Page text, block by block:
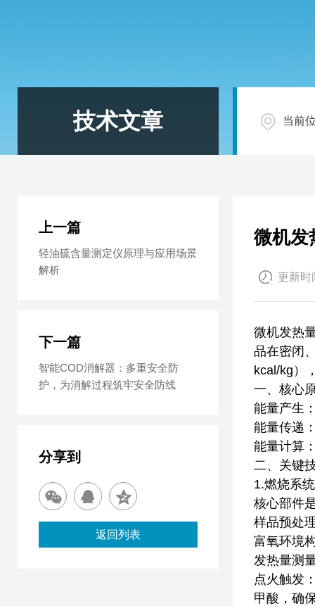
技术文章 当前
微机发
更新时
微机发热
品在密闭
kcal/kg）
一、核心
能量产生
能量传递
能量计算
二、关键
1.燃烧系
核心部件
样品预处
富氧环境
发热量测
点火触发
甲酸，确
上一篇
轻油硫含量测定仪原理与应用场景
解析
下一篇
智能COD消解器：多重安全防
护，为消解过程筑牢安全防线
分享到
返回列表